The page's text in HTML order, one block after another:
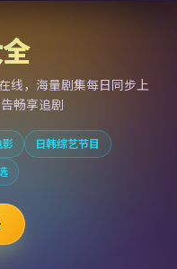
线，海量剧集每日同步上
畅享追剧
日韩综艺节目